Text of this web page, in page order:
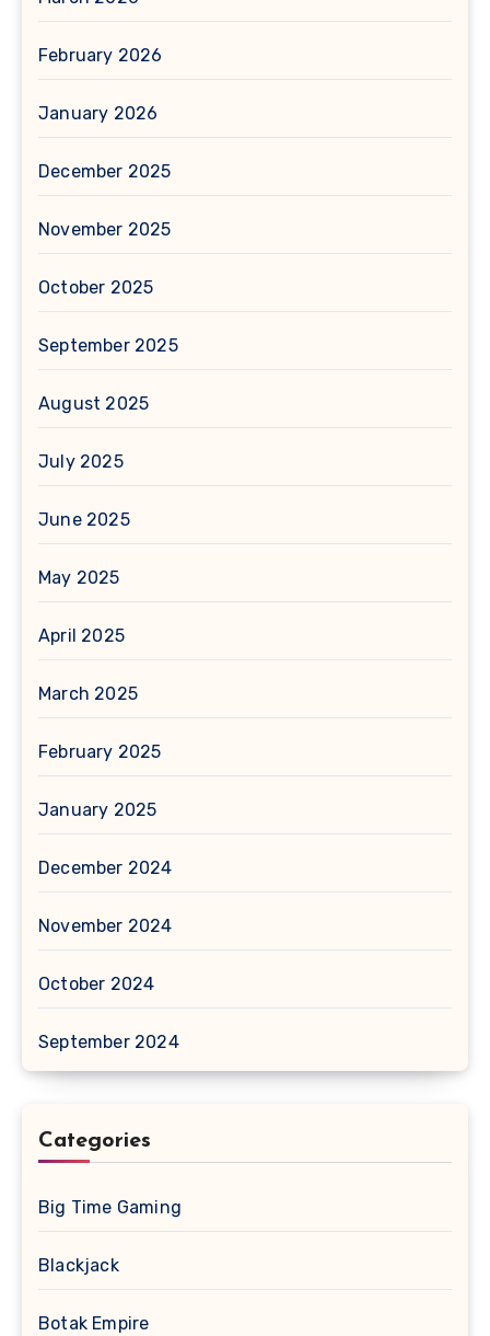
February 2026
January 2026
December 2025
November 2025
October 2025
September 2025
August 2025
July 2025
June 2025
May 2025
April 2025
March 2025
February 2025
January 2025
December 2024
November 2024
October 2024
September 2024
Categories
Big Time Gaming
Blackjack
Botak Empire